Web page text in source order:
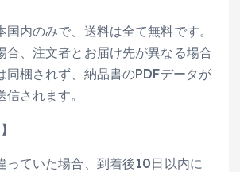
国内のみで、送料は全て無料です。
合、注文者とお届け先が異なる場合
同梱されず、納品書のPDFデータが
信されます。
っていた場合、到着後10日以内に